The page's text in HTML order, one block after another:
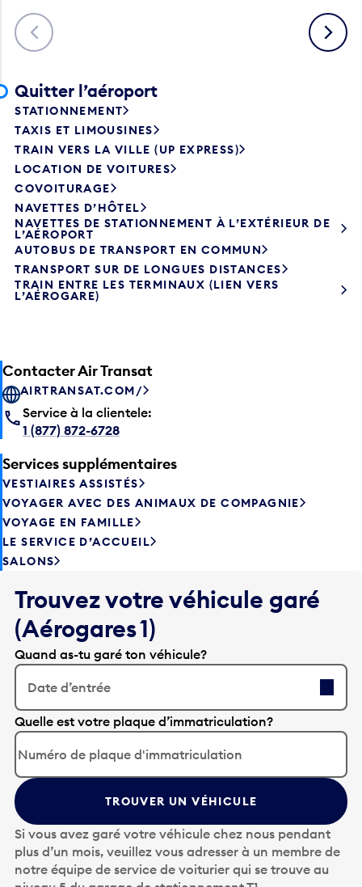
Précédent Suivant
Quitter l’aéroport
STATIONNEMENT
TAXIS ET LIMOUSINES
TRAIN VERS LA VILLE (UP EXPRESS)
LOCATION DE VOITURES
COVOITURAGE
NAVETTES D’HÔTEL
NAVETTES DE STATIONNEMENT À L’EXTÉRIEUR DE
L’AÉROPORT
AUTOBUS DE TRANSPORT EN COMMUN
TRANSPORT SUR DE LONGUES DISTANCES
TRAIN ENTRE LES TERMINAUX (LIEN VERS
L’AÉROGARE)
Contacter Air Transat
AIRTRANSAT.COM/
Service à la clientele:
1 (877) 872-6728
Services supplémentaires
VESTIAIRES ASSISTÉS
VOYAGER AVEC DES ANIMAUX DE COMPAGNIE
VOYAGE EN FAMILLE
LE SERVICE D’ACCUEIL
SALONS
Trouvez votre véhicule garé
(Aérogares 1)
Quand as-tu garé ton véhicule?
Date d’entrée
A
p
p
u
y
e
z
s
u
r
Quelle est votre plaque d’immatriculation?
TROUVER UN VÉHICULE
Si vous avez garé votre véhicule chez nous pendant
plus d’un mois, veuillez vous adresser à un membre de
notre équipe de service de voiturier qui se trouve au